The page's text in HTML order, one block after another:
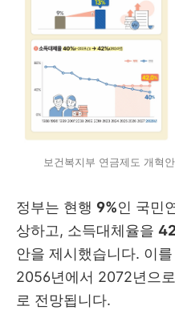
보건복지부 연금제도 개혁
정부는 현행 9%인 국민
상하고, 소득대체율을
안을 제시했습니다. 이
2056년에서 2072년으
로 전망됩니다.